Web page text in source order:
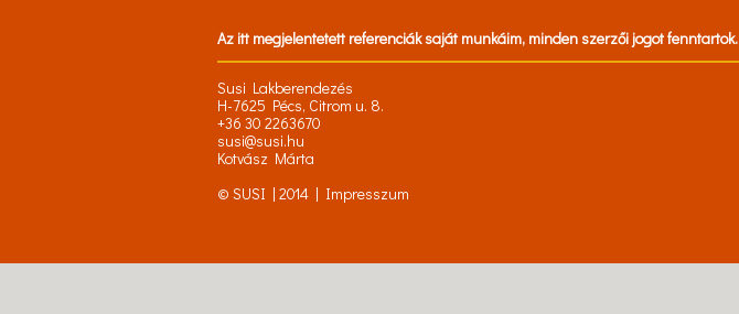
Az itt megjelentetett referenciák saját munkáim, minden szerzői jogot fenntartok.
Susi Lakberendezés
H-7625 Pécs, Citrom u. 8.
+36 30 2263670
susi@susi.hu
Kotvász Márta
© SUSI | 2014 | Impresszum